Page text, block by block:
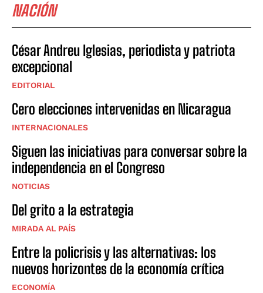
NACIÓN
César Andreu Iglesias, periodista y patriota
excepcional
EDITORIAL
Cero elecciones intervenidas en Nicaragua
INTERNACIONALES
Siguen las iniciativas para conversar sobre la
independencia en el Congreso
NOTICIAS
Del grito a la estrategia
MIRADA AL PAÍS
Entre la policrisis y las alternativas: los
nuevos horizontes de la economía crítica
ECONOMÍA